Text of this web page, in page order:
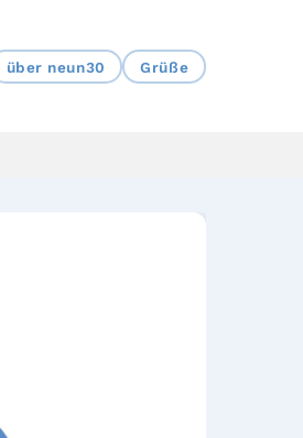
über neun30 Grüße